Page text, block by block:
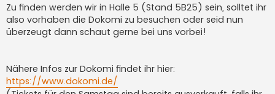
Zu finden werden wir in Halle 5 (Stand 5B25) sein, solltet ihr
also vorhaben die Dokomi zu besuchen oder seid nun
überzeugt dann schaut gerne bei uns vorbei!
Nähere Infos zur Dokomi findet ihr hier:
https://www.dokomi.de/